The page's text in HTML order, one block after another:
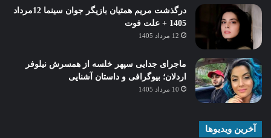
درگذشت مریم همتیان بازیگر جوان سینما 12مرداد
1405 + علت فوت
12 مرداد 1405
ماجرای جدایی سپهر خلسه از همسرش نیلوفر
اردلان؛ بیوگرافی و داستان آشنایی
10 مرداد 1405
آخرین ویدیوها